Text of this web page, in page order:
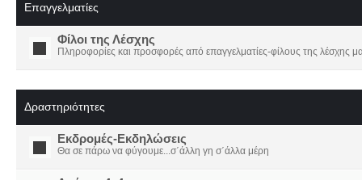
Επαγγελματίες
Φίλοι της Λέσχης
Πληροφορίες και προσφορές από επαγγελματίες-φίλους της λέσχης
Δραστηριότητες
Εκδρομές-Εκδηλώσεις
Θα σε πάρω να φύγουμε...σ΄άλλη γη σ΄άλλα μέρη